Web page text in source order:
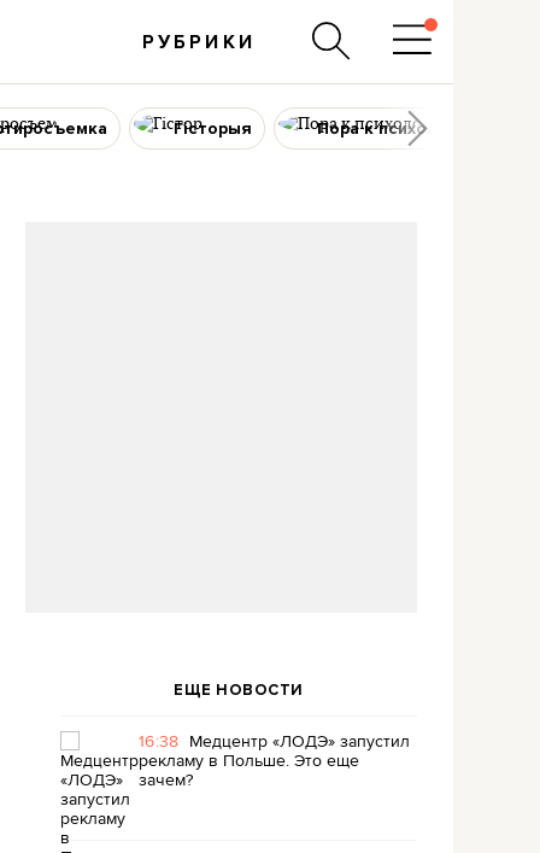
РУБРИКИ
Гісторыя Пора к психологу
ЕЩЕ НОВОСТИ
16:38 Медцентр «ЛОДЭ» запустил
рекламу в Польше. Это еще
зачем?